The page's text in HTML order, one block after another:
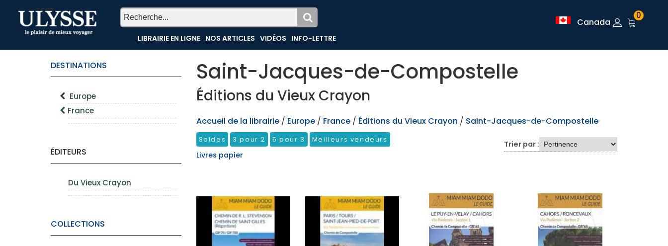
TEST
LIBRAIRIE EN LIGNE NOS ARTICLES VIDÉOS INFO-LETTRE
Canada
0
DESTINATIONS
Europe
France
ÉDITEURS
Du Vieux Crayon
COLLECTIONS
Saint-Jacques-de-Compostelle
Éditions du Vieux Crayon
Accueil de la librairie / Europe / France / Éditions du Vieux Crayon / Saint-Jacques-de-Compostelle
Soldes 3 pour 2 5 pour 3 Meilleurs vendeurs
Livres papier
Trier par :